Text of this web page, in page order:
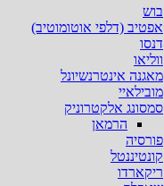
בוש
אפטיב (דלפי אוטומוטיב)
דנסו
ווליאו
מאגנה אינטרנשיונל
מובילאיי
סמסונג אלקטרוניק
הרמאן
פורסיה
קונטיננטל
ריקארדו